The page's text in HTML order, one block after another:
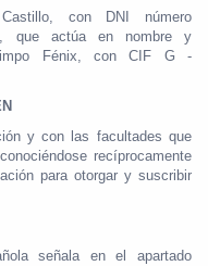
con DNI número
que actúa en nombre y
Fénix, con CIF G -
y con las facultades que
recíprocamente
para otorgar y suscribir
señala en el apartado